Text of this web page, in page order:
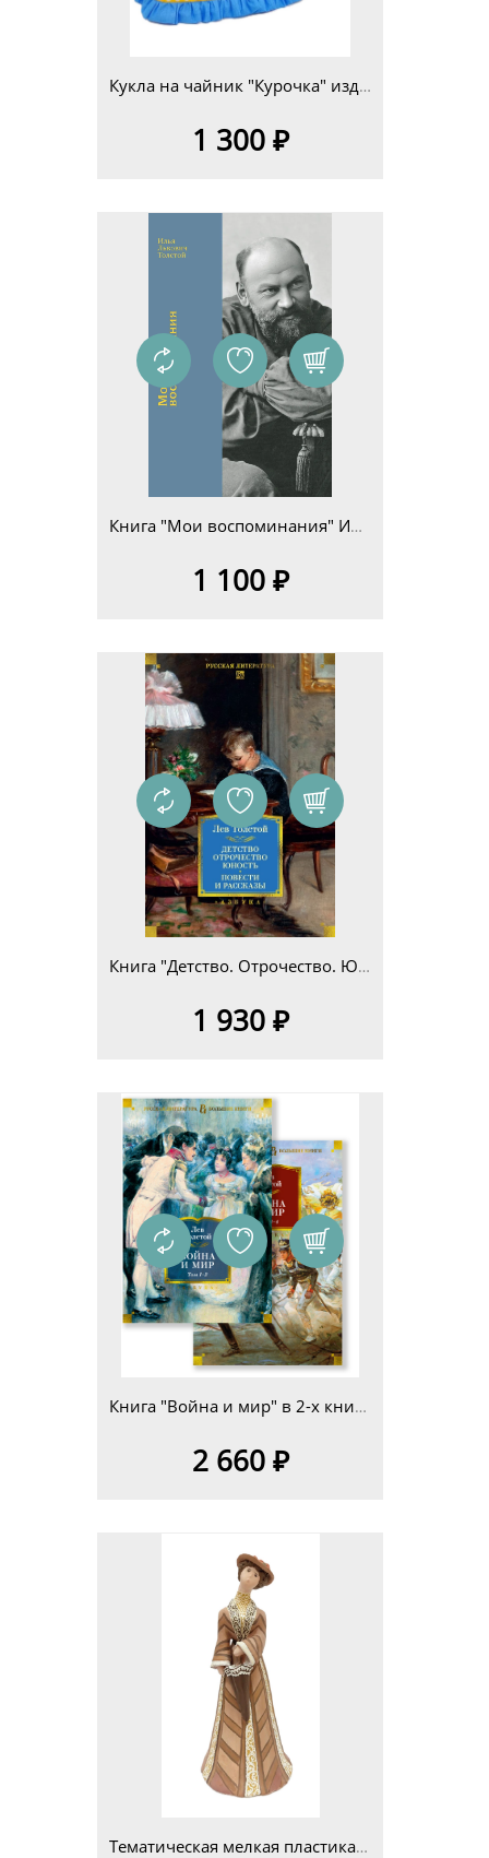
Кукла на чайник "Курочка" изд.4
1 300 ₽
Книга "Мои воспоминания" Илья Львович Толстой
1 100 ₽
Книга "Детство. Отрочество. Юность. Повести и рассказы" Л. Н. Толстой (серия "Русская литература. Большие книги")
1 930 ₽
Книга "Война и мир" в 2-х книгах Л. Н. Толстой (серия "Русская литература. Большие книги"))
2 660 ₽
Тематическая мелкая пластика 14-25см Изделие 3